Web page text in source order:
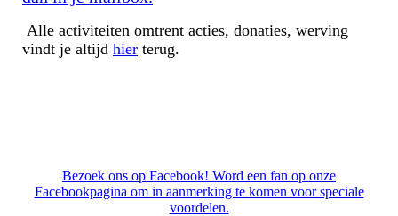
Alle activiteiten omtrent acties, donaties, werving
vindt je altijd hier terug.
Bezoek ons op Facebook! Word een fan op onze
Facebookpagina om in aanmerking te komen voor speciale
voordelen.